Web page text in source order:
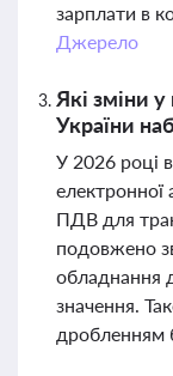
зарплати в
Джерело
Які зміни
України
У 2026 році
електронної
ПДВ для
подовжено
обладнання
значення.
дробленням